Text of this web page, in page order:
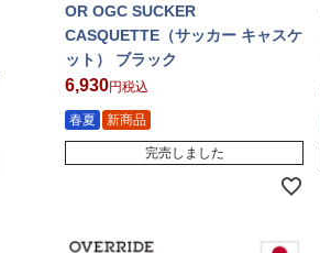
OR OGC SUCKER
CASQUETTE（サッカー キャスケ
ット） ブラック
6,930 税込
春夏 新商品
完売しました